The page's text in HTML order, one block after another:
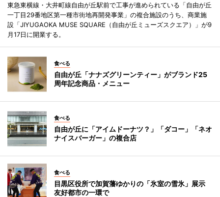
東急東横線・大井町線自由が丘駅前で工事が進められている「自由が丘
一丁目29番地区第一種市街地再開発事業」の複合施設のうち、商業施
設「JIYUGAOKA MUSE SQUARE（自由が丘ミューズスクエア）」が9
月17日に開業する。
食べる
自由が丘「ナナズグリーンティー」がブランド25
周年記念商品・メニュー
食べる
自由が丘に「アイムドーナツ？」「ダコー」「ネオ
ナイスバーガー」の複合店
食べる
目黒区役所で加賀藩ゆかりの「氷室の雪氷」展示
友好都市の一環で